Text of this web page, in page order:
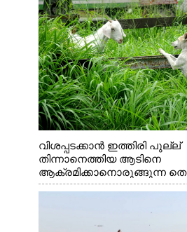
വിശപ്പടക്കാൻ ഇത്തിരി പുല്ല്
തിന്നാനെത്തിയ ആടിനെ
ആക്രമിക്കാനൊരുങ്ങുന്ന
എറണാകുളം